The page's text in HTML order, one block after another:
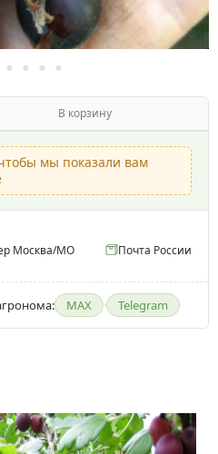
В корзину
мы показали вам
Москва/МО
Почта России
MAX · Telegram